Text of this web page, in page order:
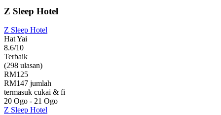
Z Sleep Hotel
Z Sleep Hotel
Hat Yai
8.6/10
Terbaik
(298 ulasan)
RM125
RM147 jumlah
termasuk cukai & fi
20 Ogo - 21 Ogo
Z Sleep Hotel